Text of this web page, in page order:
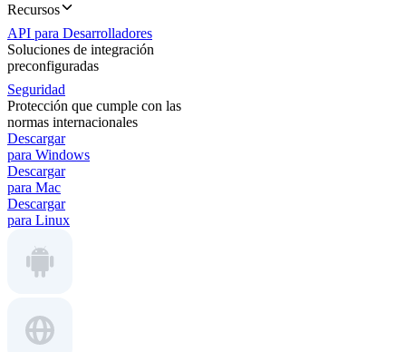
Recursos
API para Desarrolladores
Soluciones de integración
preconfiguradas
Seguridad
Protección que cumple con las
normas internacionales
Descargar
para Windows
Descargar
para Mac
Descargar
para Linux